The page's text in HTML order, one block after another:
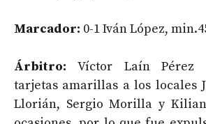
Marcador: 0-1 Iván López,
Árbitro:Víctor Laín Pérez
tarjetas amarillas a los locales
Llorián, Sergio Morilla y